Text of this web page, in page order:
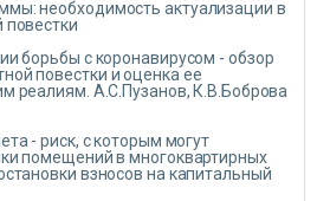
необходимость актуализации в
повестки
борьбы с коронавирусом - обзор
повестки и оценка ее
реалиям. А.С.Пузанов, К.В.Боброва
- риск, с которым могут
помещений в многоквартирных
взносов на капитальный